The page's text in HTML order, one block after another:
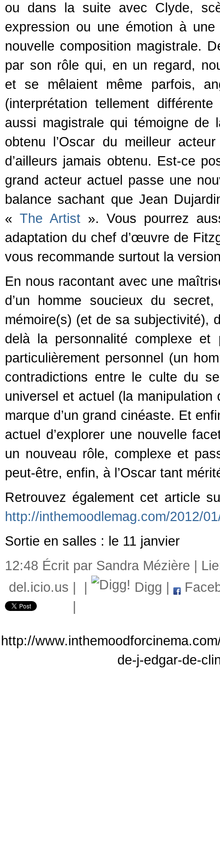
ou dans la suite avec Clyde,
expression ou une émotion à
nouvelle composition magistrale.
par son rôle qui, en un regard,
et se mêlaient même parfois,
(interprétation tellement
aussi magistrale qui témoigne de
obtenu l’Oscar du meilleur
d’ailleurs jamais obtenu. Est-ce
grand acteur actuel passe une
balance sachant que Jean
« The Artist ». Vous pourrez
adaptation du chef d’œuvre de
vous recommande surtout la
En nous racontant avec une
d’un homme soucieux du
mémoire(s) (et de sa subjectivité),
delà la personnalité complexe et
particulièrement personnel (un
contradictions entre le culte du
universel et actuel (la
marque d’un grand cinéaste. Et
actuel d’explorer une nouvelle
un nouveau rôle, complexe et
peut-être, enfin, à l’Oscar tant
Retrouvez également cet article
http://inthemoodlemag.com/2012/
Sortie en salles : le 11 janvier
12:48 Écrit par Sandra Mézière |
del.icio.us
Digg
http://
de-j-edgar-de-